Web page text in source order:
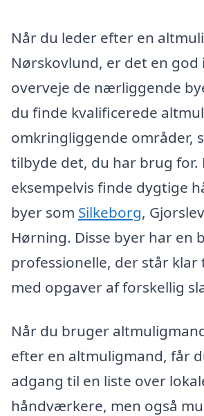
Når du leder efter en
Nørskovlund, er det en god
overveje de nærliggende
du finde kvalificerede
omkringliggende områder,
tilbyde det, du har brug for.
eksempelvis finde dygtige
byer som Silkeborg,
Hørning. Disse byer har en
professionelle, der står
med opgaver af forskellig
Når du bruger
efter en altmuligmand, får
adgang til en liste over
håndværkere, men også